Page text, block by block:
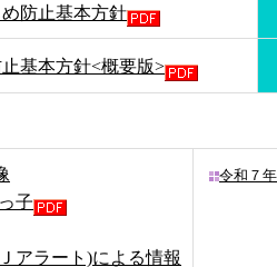
防止基本方針
基本方針<概要版>
子
アラート)による情報
令和７